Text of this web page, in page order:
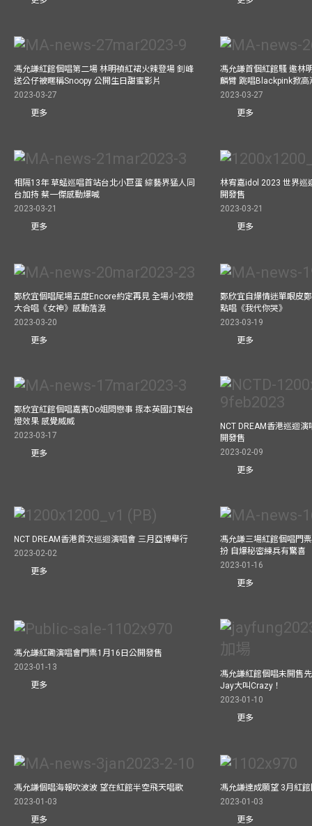
馮允謙紅館個唱第二場 林明禎紅裙火辣登場 釗峰
送公仔被暱稱Snoopy 公開生日甜蜜影片
2023-03-27
更多
馮允謙首個紅館騷 邀林
麟臂 跳唱Blackpink掀高
2023-03-27
更多
相隔13年 草蜢巡唱首站台北小巨蛋 綜藝界猛人同
台加持 蔡一傑感動爆喊
2023-03-21
更多
林宥嘉idol 2023 世界巡
開發售
2023-03-21
更多
鄭欣宜個唱尾場五度Encore約定再見 全場小夜燈
大合唱《女神》感動落淚
2023-03-20
更多
鄭欣宜自爆情迷單眼皮
點唱《我代你哭》
2023-03-19
更多
鄭欣宜紅館個唱嘉賓Do姐問戀事 揼本英國訂製台
燈效果 感覺威威
2023-03-17
更多
NCT DREAM香港巡迴
開發售
2023-02-09
更多
NCT DREAM香港首次巡迴演唱會 三月亞博舉行
2023-02-02
更多
馮允謙三場紅館個唱門
扮 自爆秘密練兵有驚喜
2023-01-16
更多
馮允謙紅磡演唱會門票1月16日公開發售
2023-01-13
更多
馮允謙紅館個唱未開售
Jay大叫Crazy！
2023-01-10
更多
馮允謙個唱海報吹波波 望在紅館半空飛天唱歌
2023-01-03
更多
馮允謙達成願望 3月紅
2023-01-03
更多